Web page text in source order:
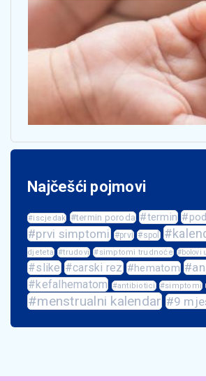
Najčešći pojmovi
#iscjedak #termin poroda #termin
#prvi simptomi #prvi #spol
djeteta #trudovi #simptomi trudnoće #bolovi
#slike #carski rez #hematom
#kefalhematom #antibiotici #simptomi
#menstrualni kalendar #9